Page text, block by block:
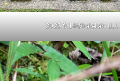
2025.9.14©halekahi LLC